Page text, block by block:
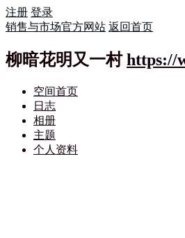
注册 登录
销售与市场官方网站 返回首页
柳暗花明又一村 https://
空间首页
日志
相册
主题
个人资料